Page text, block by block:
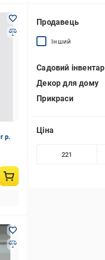
р.
Продавець
Інший
Садовий інвентар
Декор для дому
Прикраси
Ціна